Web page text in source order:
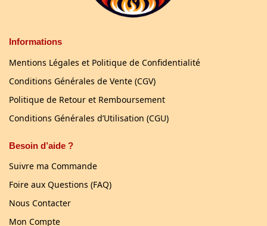
Informations
Mentions Légales et Politique de Confidentialité
Conditions Générales de Vente (CGV)
Politique de Retour et Remboursement
Conditions Générales d’Utilisation (CGU)
Besoin d’aide ?
Suivre ma Commande
Foire aux Questions (FAQ)
Nous Contacter
Mon Compte